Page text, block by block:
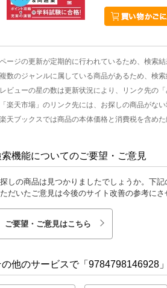
ージの更新が定期的に行われているため、検索
数のジャンルに属している商品があるため、検
ビューの星の数は更新状況により、リンク先の
楽天市場」のリンク先には、お探しの商品がな
天ブックスでは商品の本体価格と消費税を含め
索機能についてのご要望・ご意見
しの商品は見つかりましたでしょうか。下
だいたご意見は今後のサイト改善の参考にさ
ご要望・ご意見はこちら
の他のサービスで「9784798146928